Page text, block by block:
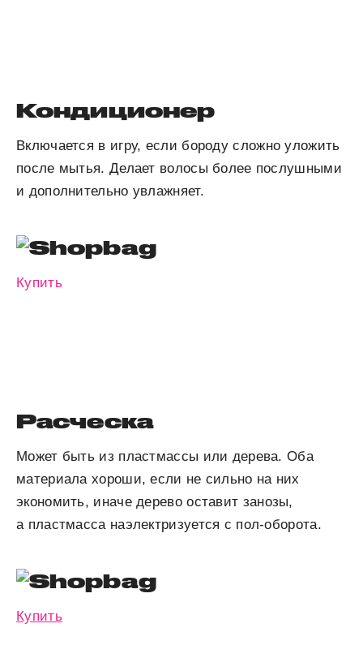
Кондиционер
Включается в игру, если бороду сложно уложить
после мытья. Делает волосы более послушными
и дополнительно увлажняет.
Купить
Расческа
Может быть из пластмассы или дерева. Оба
материала хороши, если не сильно на них
экономить, иначе дерево оставит занозы,
а пластмасса наэлектризуется с пол-оборота.
Купить